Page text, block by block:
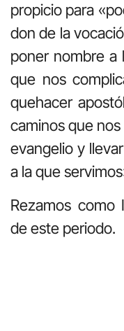
propicio para
don de la
poner nombre a
que nos
quehacer
caminosque
evangelio y
a la que
Rezamos como
de este periodo.